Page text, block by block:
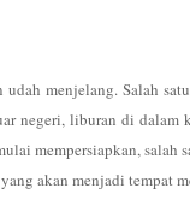
menjelang. Salah
negeri, liburan di dalam
mempersiapkan, salah
akan menjadi tempat